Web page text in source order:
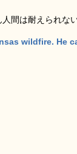
間は耐えられな
wildfire. He